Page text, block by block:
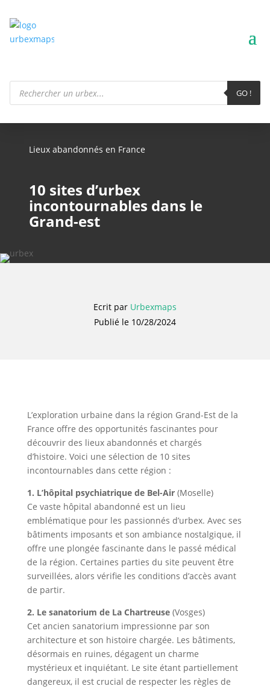
Recherche
produits
GO !
Lieux abandonnés en France
10 sites d’urbex
incontournables dans le
Grand-est
Ecrit par Urbexmaps
Publié le 10/28/2024
L’exploration urbaine dans la région Grand-Est de la
France offre des opportunités fascinantes pour
découvrir des lieux abandonnés et chargés
d’histoire. Voici une sélection de 10 sites
incontournables dans cette région :
1. L’hôpital psychiatrique de Bel-Air(Moselle)
Ce vaste hôpital abandonné est un lieu
emblématique pour les passionnés d’urbex. Avec ses
bâtiments imposants et son ambiance nostalgique, il
offre une plongée fascinante dans le passé médical
de la région. Certaines parties du site peuvent être
surveillées, alors vérifie les conditions d’accès avant
de partir.
2. Le sanatorium de La Chartreuse(Vosges)
Cet ancien sanatorium impressionne par son
architecture et son histoire chargée. Les bâtiments,
désormais en ruines, dégagent un charme
mystérieux et inquiétant. Le site étant partiellement
dangereux, il est crucial de respecter les règles de